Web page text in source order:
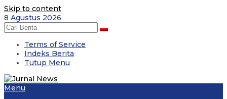
Skip to content
8 Agustus 2026
Terms of Service
Indeks Berita
Tutup Menu
Menu